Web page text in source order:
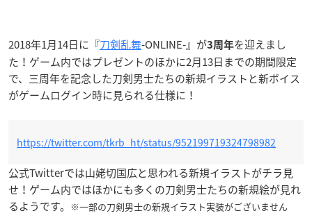
2018年1月14日に『刀剣乱舞-ONLINE-』が3周年を迎えまし
た！ゲーム内ではプレゼントのほかに2月13日までの期間限定
で、三周年を記念した刀剣男士たちの新規イラストと新ボイス
がゲームログイン時に見られる仕様に！
https://twitter.com/tkrb_ht/status/952199719324798982
公式Twitterでは山姥切国広と思われる新規イラストがチラ見
せ！ゲーム内ではほかにも多くの刀剣男士たちの新規絵が見れ
るようです。 ※一部の刀剣男士の新規イラスト実装がございません